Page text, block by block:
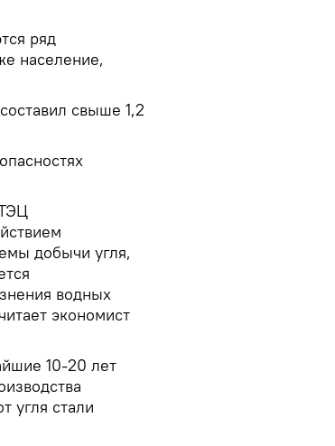
ряд
население,
свыше 1,2
добычи угля,
водных
экономист
10-20 лет
угля стали